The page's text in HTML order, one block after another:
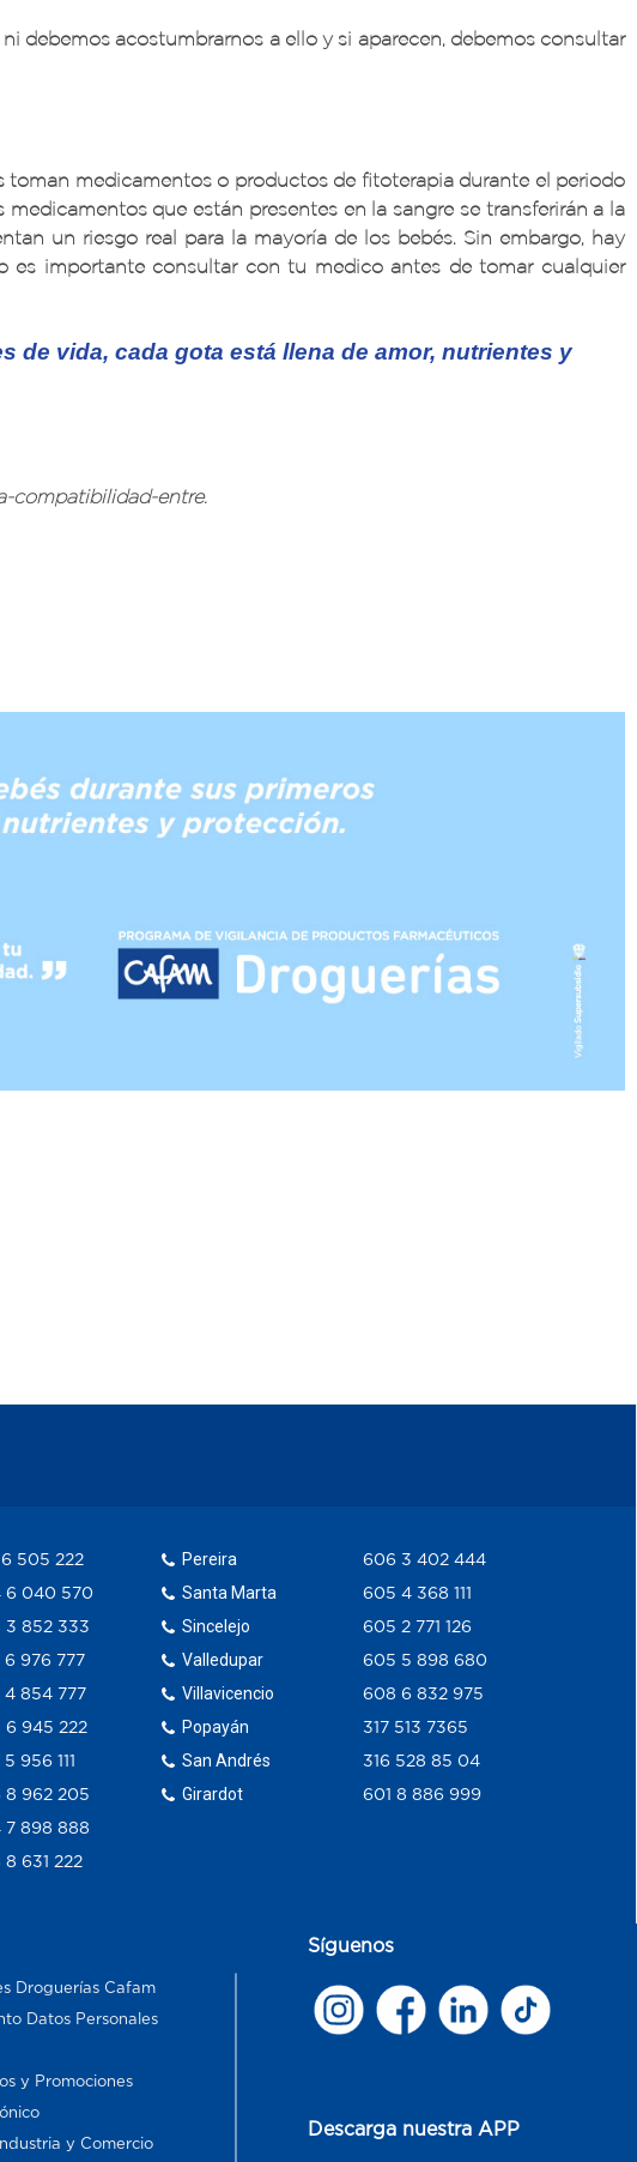
debemos acostumbrarnos a ello y si aparecen, debemos consultar
medicamentos o productos de fitoterapia durante el periodo
que están presentes en la sangre se transferirán a la
un riesgo real para la mayoría de los bebés. Sin embargo, hay
es importante consultar con tu medico antes de tomar cualquier
de vida, cada gota está llena de amor, nutrientes y
compatibilidad-entre.
505 222
6 040 570
3 852 333
976 777
4 854 777
6 945 222
956 111
8 962 205
7 898 888
631 222
Pereira
Santa Marta
Sincelejo
Valledupar
Villavicencio
Popayán
San Andrés
Girardot
606 3 402 444
605 4 368 111
605 2 771 126
605 5 898 680
608 6 832 975
317 513 7365
316 528 85 04
601 8 886 999
Droguerías Cafam
Datos Personales
y Promociones
y Comercio
Síguenos
Descarga nuestra APP